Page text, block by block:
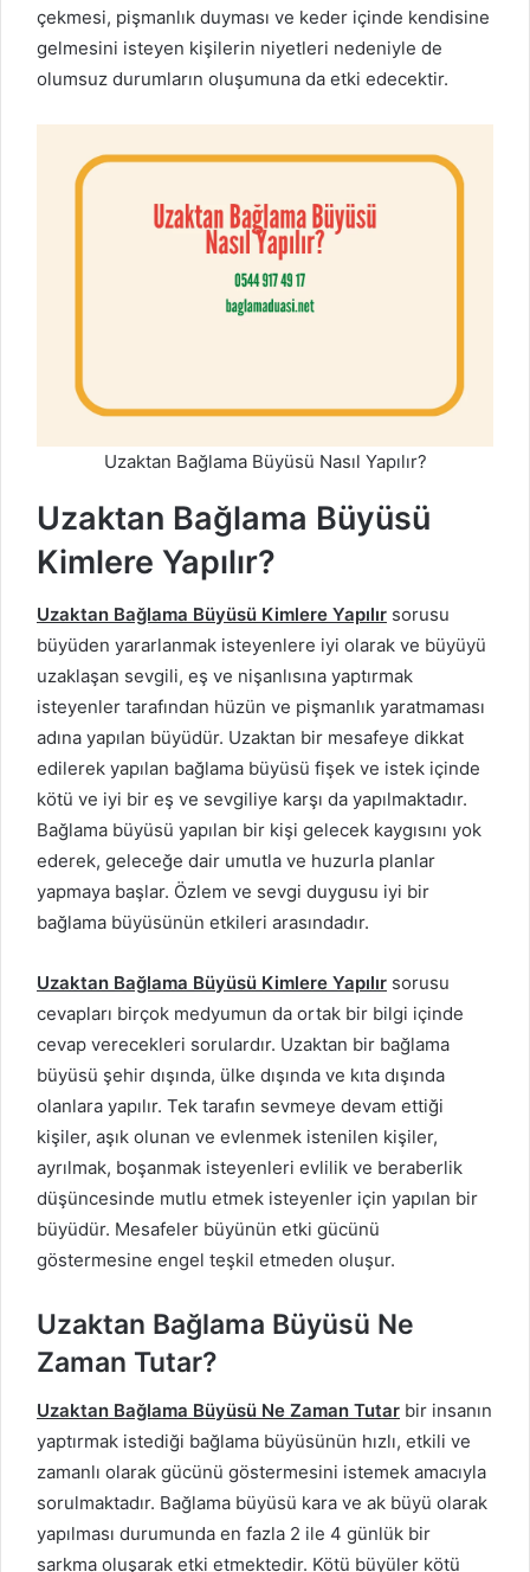
çekmesi, pişmanlık duyması ve keder içinde kendisine
gelmesini isteyen kişilerin niyetleri nedeniyle de
olumsuz durumların oluşumuna da etki edecektir.
Uzaktan Bağlama Büyüsü Nasıl Yapılır?
Uzaktan Bağlama Büyüsü
Kimlere Yapılır?
Uzaktan Bağlama Büyüsü Kimlere Yapılır sorusu
büyüden yararlanmak isteyenlere iyi olarak ve büyüyü
uzaklaşan sevgili, eş ve nişanlısına yaptırmak
isteyenler tarafından hüzün ve pişmanlık yaratmaması
adına yapılan büyüdür. Uzaktan bir mesafeye dikkat
edilerek yapılan bağlama büyüsü fişek ve istek içinde
kötü ve iyi bir eş ve sevgiliye karşı da yapılmaktadır.
Bağlama büyüsü yapılan bir kişi gelecek kaygısını yok
ederek, geleceğe dair umutla ve huzurla planlar
yapmaya başlar. Özlem ve sevgi duygusu iyi bir
bağlama büyüsünün etkileri arasındadır.
Uzaktan Bağlama Büyüsü Kimlere Yapılır sorusu
cevapları birçok medyumun da ortak bir bilgi içinde
cevap verecekleri sorulardır. Uzaktan bir bağlama
büyüsü şehir dışında, ülke dışında ve kıta dışında
olanlara yapılır. Tek tarafın sevmeye devam ettiği
kişiler, aşık olunan ve evlenmek istenilen kişiler,
ayrılmak, boşanmak isteyenleri evlilik ve beraberlik
düşüncesinde mutlu etmek isteyenler için yapılan bir
büyüdür. Mesafeler büyünün etki gücünü
göstermesine engel teşkil etmeden oluşur.
Uzaktan Bağlama Büyüsü Ne
Zaman Tutar?
Uzaktan Bağlama Büyüsü Ne Zaman Tutar bir insanın
yaptırmak istediği bağlama büyüsünün hızlı, etkili ve
zamanlı olarak gücünü göstermesini istemek amacıyla
sorulmaktadır. Bağlama büyüsü kara ve ak büyü olarak
yapılması durumunda en fazla 2 ile 4 günlük bir
sarkma oluşarak etki etmektedir. Kötü büyüler kötü